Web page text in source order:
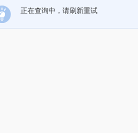
正在查询中，请刷新重试